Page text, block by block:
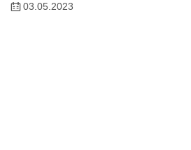
03.05.2023